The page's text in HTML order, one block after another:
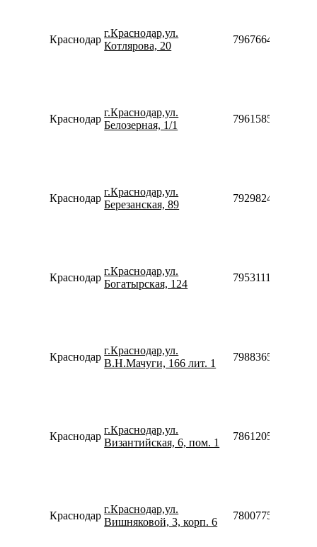
Краснодар
г.Краснодар,ул.
Котлярова, 20
79676646092
Краснодар
г.Краснодар,ул.
Белозерная, 1/1
79615858005
Краснодар
г.Краснодар,ул.
Березанская, 89
79298241625
Краснодар
г.Краснодар,ул.
Богатырская, 124
79531115990
Краснодар
г.Краснодар,ул.
В.Н.Мачуги, 166 лит. 1
79883656713
Краснодар
г.Краснодар,ул.
Византийская, 6, пом. 1
78612052612
Краснодар
г.Краснодар,ул.
Вишняковой, 3, корп. 6
78007753553